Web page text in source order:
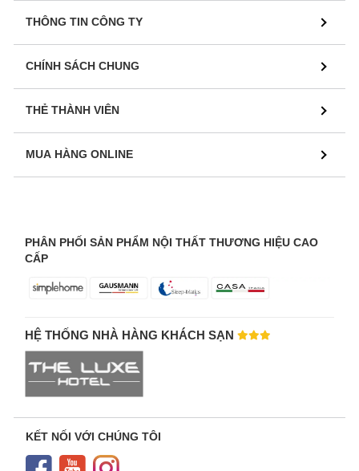
THÔNG TIN CÔNG TY
CHÍNH SÁCH CHUNG
THẺ THÀNH VIÊN
MUA HÀNG ONLINE
PHÂN PHỐI SẢN PHẨM NỘI THẤT THƯƠNG HIỆU CAO
CẤP
HỆ THỐNG NHÀ HÀNG KHÁCH SẠN
KẾT NỐI VỚI CHÚNG TÔI